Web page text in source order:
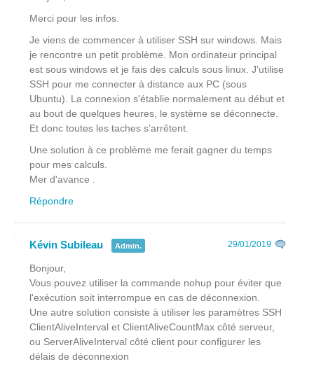
Merci pour les infos.
Je viens de commencer à utiliser SSH sur windows. Mais
je rencontre un petit problème. Mon ordinateur principal
est sous windows et je fais des calculs sous linux. J'utilise
SSH pour me connecter à distance aux PC (sous
Ubuntu). La connexion s'établie normalement au début et
au bout de quelques heures, le système se déconnecte.
Et donc toutes les taches s’arrêtent.
Une solution à ce problème me ferait gagner du temps
pour mes calculs.
Mer d'avance .
Répondre
Kévin Subileau Admin. 29/01/2019
Bonjour,
Vous pouvez utiliser la commande nohup pour éviter que
l'exécution soit interrompue en cas de déconnexion.
Une autre solution consiste à utiliser les paramètres SSH
ClientAliveInterval et ClientAliveCountMax côté serveur,
ou ServerAliveInterval côté client pour configurer les
délais de déconnexion